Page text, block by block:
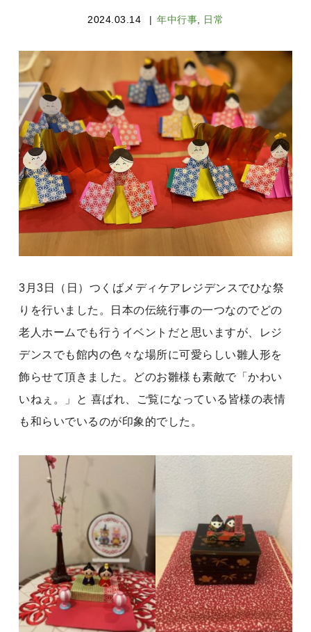
2024.03.14 年中行事 日常
3月3日（日）つくばメディケアレジデンスでひな祭
りを行いました。日本の伝統行事の一つなのでどの
老人ホームでも行うイベントだと思いますが、レジ
デンスでも館内の色々な場所に可愛らしい雛人形を
飾らせて頂きました。どのお雛様も素敵で「かわい
いねぇ。」と 喜ばれ、ご覧になっている皆様の表情
も和らいでいるのが印象的でした。